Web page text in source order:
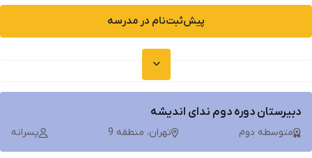
پیش‌ثبت‌نام در مدرسه
دبیرستان دوره دوم ندای اندیشه
متوسطه دوم تهران، منطقه 9 پسرانه